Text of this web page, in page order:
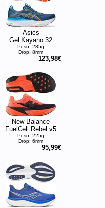
Asics
Gel Kayano 32
Peso: 285g
Drop: 8mm
123,98€
New Balance
FuelCell Rebel v5
Peso: 225g
Drop: 6mm
95,99€